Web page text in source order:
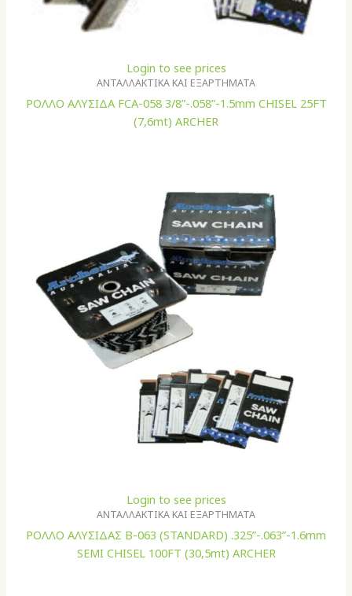
Login to see prices
ΑΝΤΑΛΛΑΚΤΙΚΑ ΚΑΙ ΕΞΑΡΤΗΜΑΤΑ
ΡΟΛΛΟ ΑΛΥΣΙΔΑ FCA-058 3/8”-.058”-1.5mm CHISEL 25FT
(7,6mt) ARCHER
Login to see prices
ΑΝΤΑΛΛΑΚΤΙΚΑ ΚΑΙ ΕΞΑΡΤΗΜΑΤΑ
ΡΟΛΛΟ ΑΛΥΣΙΔΑΣ B-063 (STANDARD) .325”-.063”-1.6mm
SEMI CHISEL 100FT (30,5mt) ARCHER